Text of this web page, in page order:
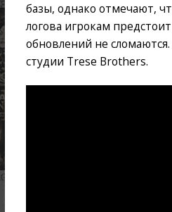
базы, однако отмечают,
логова игрокам
обновлений не
студии Trese Brothers.